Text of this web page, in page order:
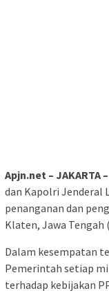
Apjn.net – JAKARTA –
dan Kapolri Jenderal
penanganan dan
Klaten, Jawa Tengah
Dalam kesempatan
Pemerintah setiap
terhadap kebijakan